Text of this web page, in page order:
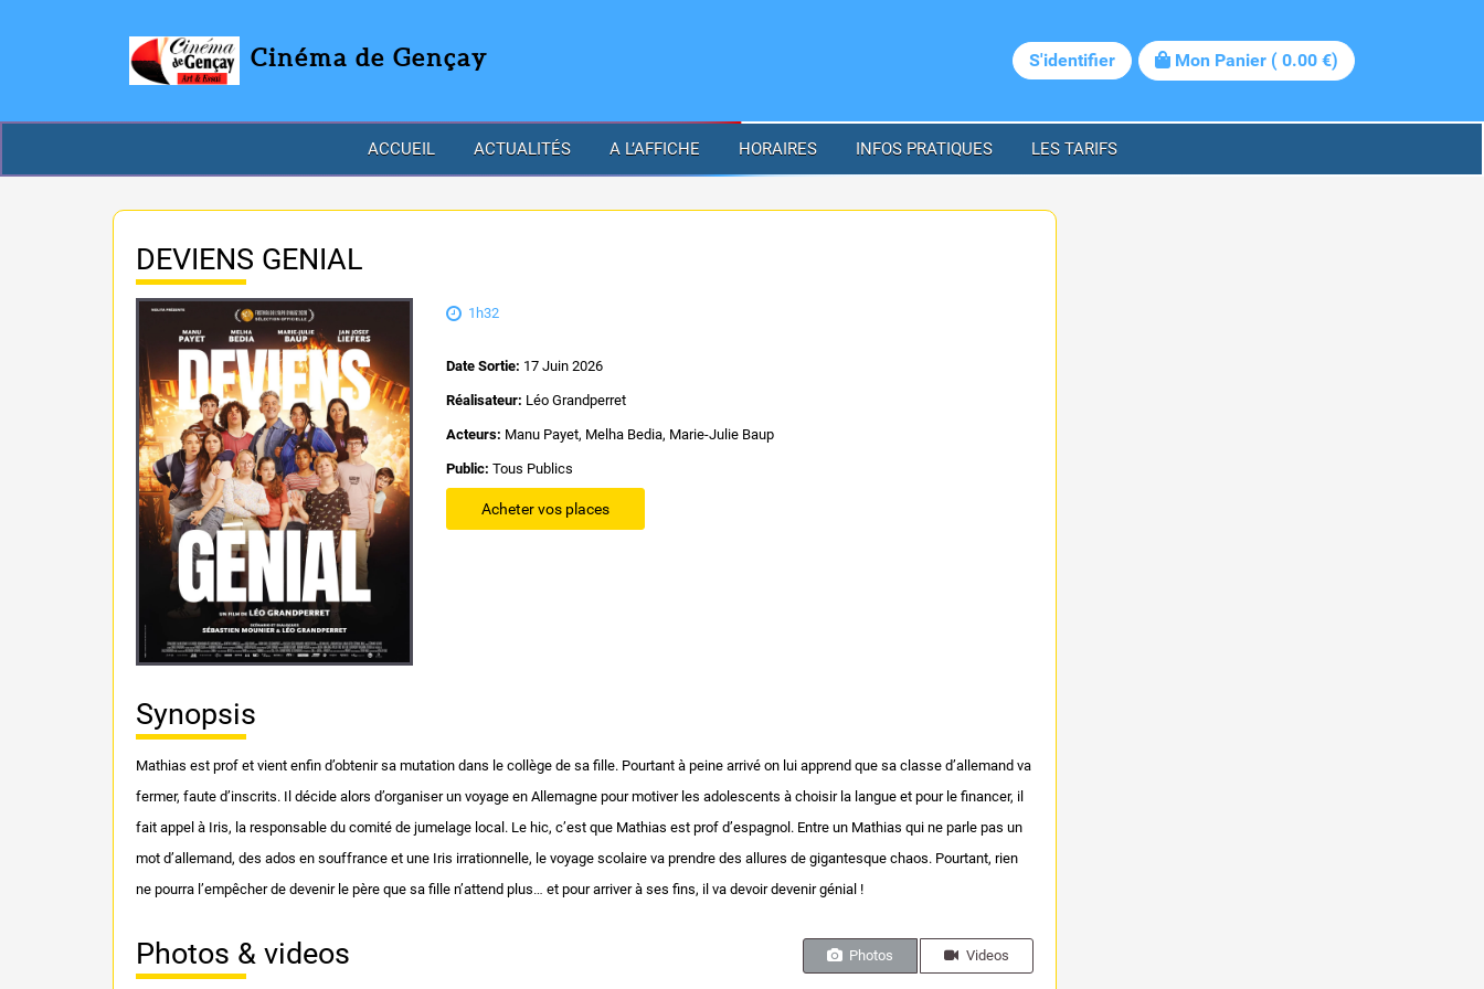
Cinéma de Gençay S'identifier Mon Panier ( 0.00 €)
ACCUEIL ACTUALITÉS A L’AFFICHE HORAIRES INFOS PRATIQUES LES TARIFS
DEVIENS GENIAL
1h32
Date Sortie: 17 Juin 2026
Réalisateur: Léo Grandperret
Acteurs: Manu Payet, Melha Bedia, Marie-Julie Baup
Public: Tous Publics
Acheter vos places
Synopsis
Mathias est prof et vient enfin d’obtenir sa mutation dans le collège de sa fille. Pourtant à peine arrivé on lui apprend que sa classe d’allemand va
fermer, faute d’inscrits. Il décide alors d’organiser un voyage en Allemagne pour motiver les adolescents à choisir la langue et pour le financer, il
fait appel à Iris, la responsable du comité de jumelage local. Le hic, c’est que Mathias est prof d’espagnol. Entre un Mathias qui ne parle pas un
mot d’allemand, des ados en souffrance et une Iris irrationnelle, le voyage scolaire va prendre des allures de gigantesque chaos. Pourtant, rien
ne pourra l’empêcher de devenir le père que sa fille n’attend plus… et pour arriver à ses fins, il va devoir devenir génial !
Photos & videos Photos Videos